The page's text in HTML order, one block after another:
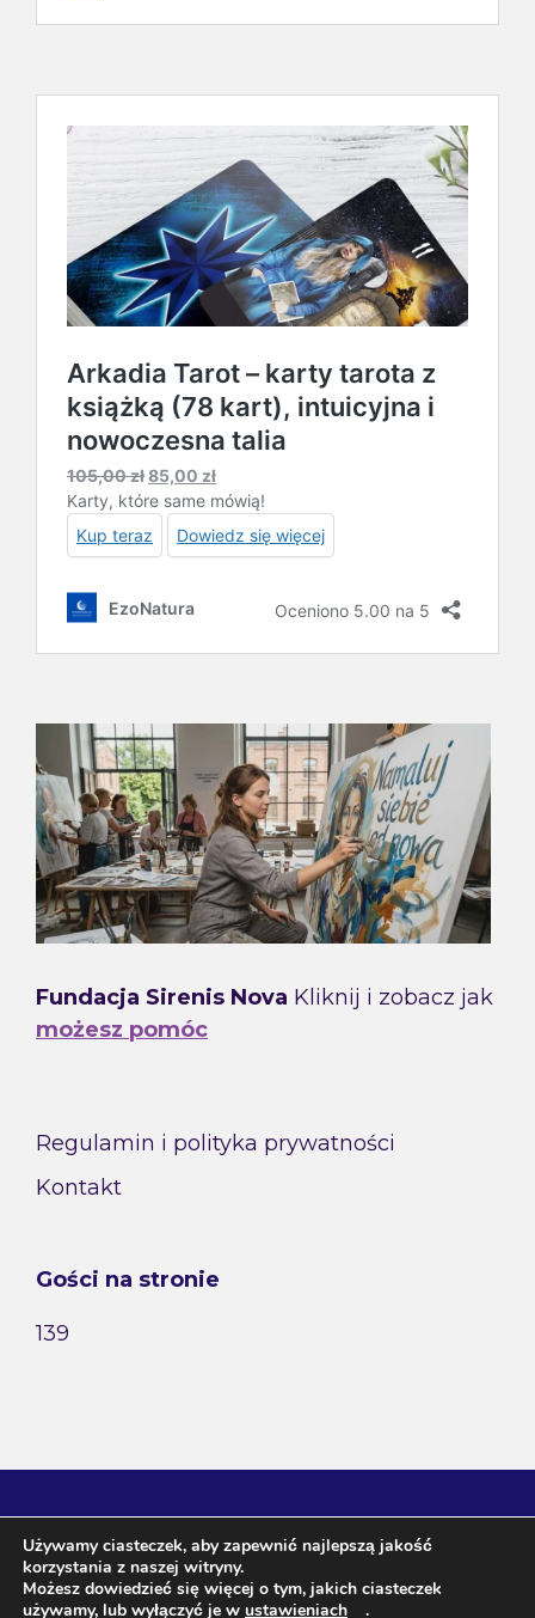
Fundacja Sirenis Nova Kliknij i zobacz jak
możesz pomóc
Regulamin i polityka prywatności
Kontakt
Gości na stronie
139
Używamy ciasteczek, aby zapewnić najlepszą jakość
korzystania z naszej witryny.
Możesz dowiedzieć się więcej o tym, jakich ciasteczek
używamy, lub wyłączyć je w ustawieniach .